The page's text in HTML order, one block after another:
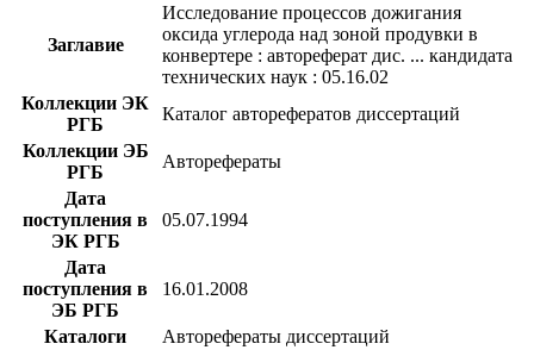
Заглавие
Исследование процессов дожигания
оксида углерода над зоной продувки в
конвертере : автореферат дис. ... кандидата
технических наук : 05.16.02
Коллекции ЭК
РГБ
Каталог авторефератов диссертаций
Коллекции ЭБ
РГБ
Авторефераты
Дата
поступления в
ЭК РГБ
05.07.1994
Дата
поступления в
ЭБ РГБ
16.01.2008
Каталоги
Авторефераты диссертаций